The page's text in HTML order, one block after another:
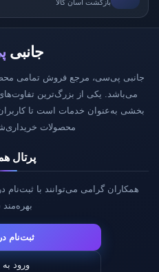
بازگشت آسان کالا
جانبی
می‌باشد. یکی از بزرگ‌ترین
بخشی به‌عنوان خدمات است تا
محصولات
پرتال
همکاران گرامی می‌توانند با ثبت‌نام
ثبت‌نام
ورود به